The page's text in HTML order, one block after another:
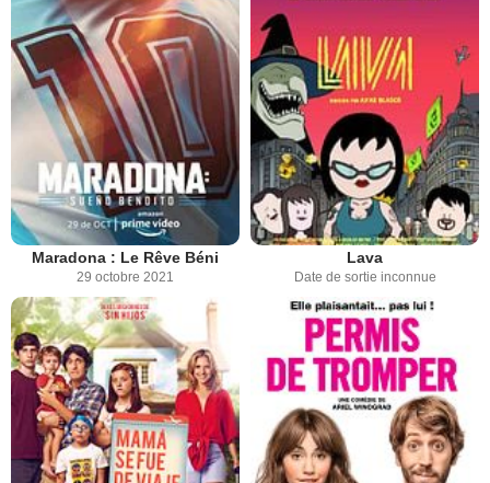
Maradona : Le Rêve Béni
29 octobre 2021
Lava
Date de sortie inconnue